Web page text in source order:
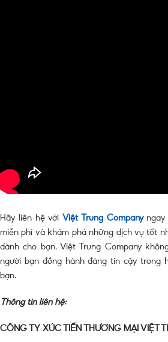
Hãy liên hệ với Việt Trung Companyngay
miễn phí và khám phá những dịch vụ tốt
dành cho bạn. Việt Trung Company
người bạn đồng hành đáng tin cậy trong
bạn.
Thông tin liên hệ:
CÔNG TY XÚC TIẾN THƯƠNG MẠI VIỆT